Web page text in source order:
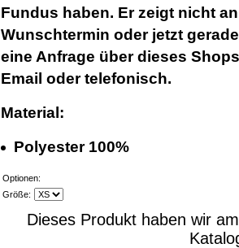
Fundus haben. Er zeigt nicht
Wunschtermin oder jetzt
eine Anfrage über dieses
Email oder telefonisch.
Material:
Polyester 100%
Optionen:
Größe:
Dieses Produkt haben wir